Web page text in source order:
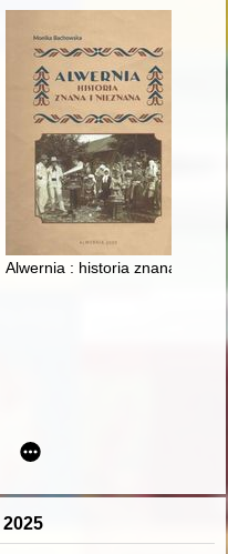
Alwernia : historia znana i
robią wrażenie
2025